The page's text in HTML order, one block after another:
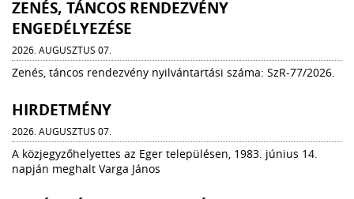
ZENÉS, TÁNCOS RENDEZVÉNY
ENGEDÉLYEZÉSE
2026. AUGUSZTUS 07.
Zenés, táncos rendezvény nyilvántartási száma: SzR-77/2026.
HIRDETMÉNY
2026. AUGUSZTUS 07.
A közjegyzőhelyettes az Eger településen, 1983. június 14.
napján meghalt Varga János